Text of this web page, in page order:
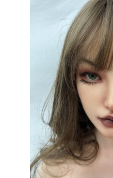
で
し
た。